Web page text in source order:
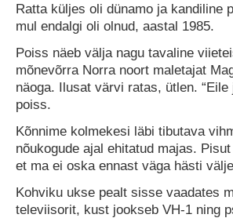
Ratta küljes oli dünamo ja kandiline
mul endalgi oli olnud, aastal 1985.
Poiss näeb välja nagu tavaline
mõnevõrra Norra noort maletajat
näoga. Ilusat värvi ratas, ütlen.
poiss.
Kõnnime kolmekesi läbi tibutava
nõukogude ajal ehitatud majas.
et ma ei oska ennast väga hästi
Kohviku ukse pealt sisse vaadates
televiisorit, kust jookseb VH-1 ning